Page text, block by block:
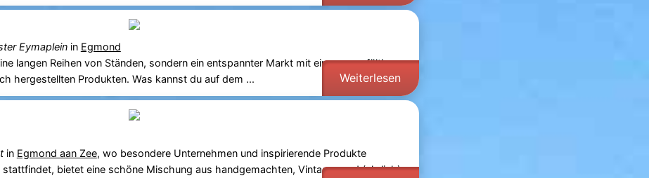
Eymapleinin Egmond
langen Reihen von Ständen, sondern ein entspannter Markt mit einem sorgfältig
hergestellten Produkten. Was kannst du auf dem ...
Weiterlesen
in Egmond aan Zee, wo besondere Unternehmen und inspirierende Produkte
bietet eine schöne Mischung aus handgemachten, Vintage- und (ehrlich)